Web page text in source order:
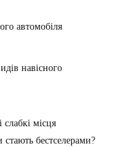
автомобіля
навісного
місця
бестселерами?